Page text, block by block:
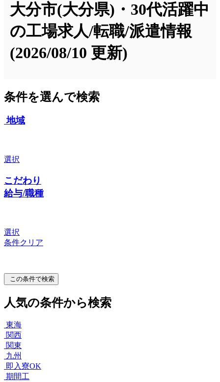
大分市(大分県)・30代活躍中
の工場求人/転職/派遣情報
(2026/08/10 更新)
条件を選んで検索
地域
選択
こだわり
給与/職種
選択
条件クリア
この条件で検索
人気の条件から検索
東海
関西
関東
九州
即入寮OK
期間工